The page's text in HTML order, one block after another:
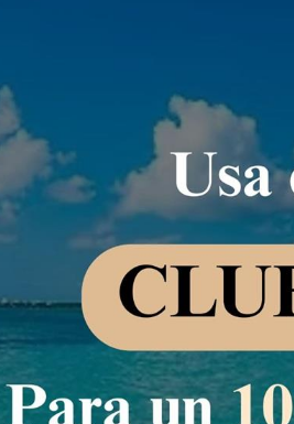
precio garantizado!
Doble Estándar con 2
ofrece 2 camas matrimoniales, aire
privado.
la habitación